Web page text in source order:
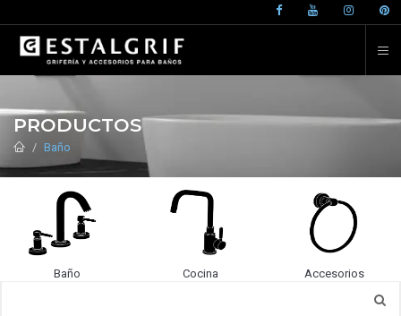
PRODUCTOS
Baño
Baño Cocina Accesorios